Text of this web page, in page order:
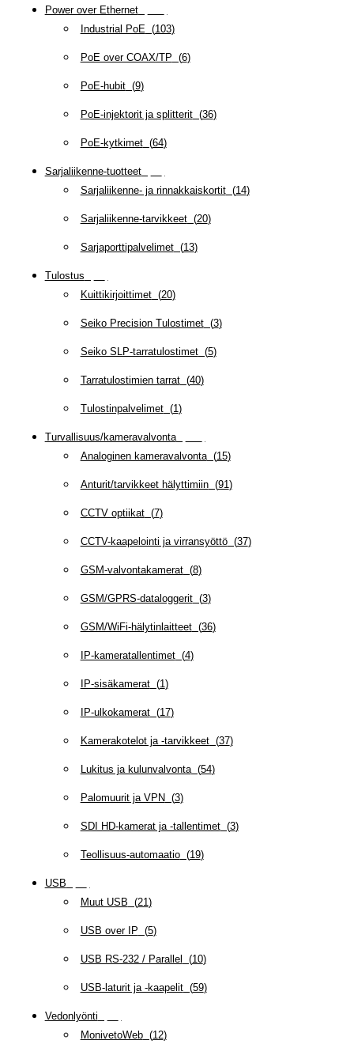
Power over Ethernet(
Industrial PoE(103)
PoE over COAX/TP (6)
PoE-hubit(9)
PoE-injektorit ja splitterit(36)
PoE-kytkimet(64)
Sarjaliikenne-tuotteet(
Sarjaliikenne- ja rinnakkaiskortit(14)
Sarjaliikenne-tarvikkeet(20)
Sarjaporttipalvelimet(13)
Tulostus
Kuittikirjoittimet(20)
Seiko Precision Tulostimet(3)
Seiko SLP-tarratulostimet(5)
Tarratulostimien tarrat(40)
Tulostinpalvelimet(1)
Turvallisuus/kameravalvonta(
Analoginen kameravalvonta(15)
Anturit/tarvikkeet hälyttimiin(91)
CCTV optiikat(7)
CCTV-kaapelointi ja virransyöttö(37)
GSM-valvontakamerat(8)
GSM/GPRS-dataloggerit(3)
GSM/WiFi-hälytinlaitteet(36)
IP-kameratallentimet(4)
IP-sisäkamerat(1)
IP-ulkokamerat(17)
Kamerakotelot ja -tarvikkeet(37)
Lukitus ja kulunvalvonta(54)
Palomuurit ja VPN (3)
SDI HD-kamerat ja -tallentimet(3)
Teollisuus-automaatio(19)
USB
Muut USB (21)
USB over IP (5)
USB RS-232 / Parallel (10)
USB-laturit ja -kaapelit(59)
Vedonlyönti
MonivetoWeb(12)